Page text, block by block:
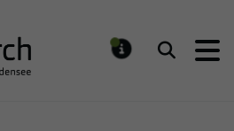
Suchen